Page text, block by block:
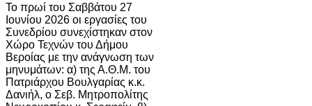
Το πρωί του Σαββάτου 27
Ιουνίου 2026 οι εργασίες του
Συνεδρίου συνεχίστηκαν στον
Χώρο Τεχνών του Δήμου
Βεροίας με την ανάγνωση των
μηνυμάτων: α) της Α.Θ.Μ. του
Πατριάρχου Βουλγαρίας κ.κ.
Δανιήλ, ο Σεβ. Μητροπολίτης